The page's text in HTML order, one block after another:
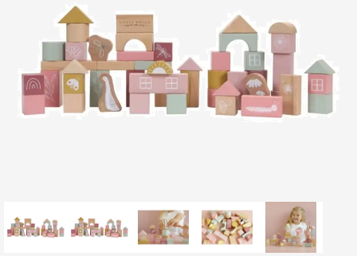
Treinen
Thomas
Trackmaster
motorized
Thomas